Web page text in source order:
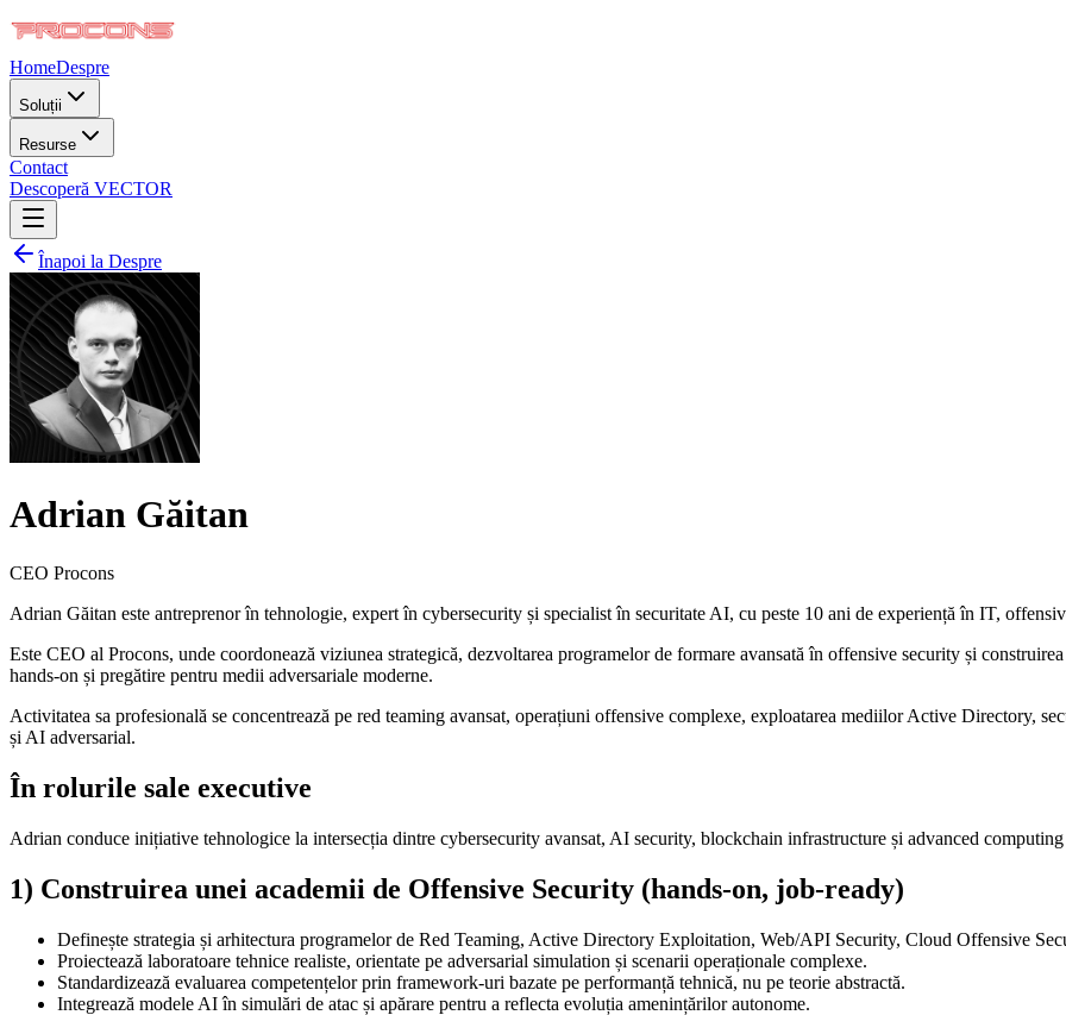
HomeDespre
Soluții
Resurse
Contact
Descoperă VECTOR
Înapoi la Despre
Adrian Găitan
CEO Procons
Adrian Găitan este antreprenor în tehnologie, expert în cybersecurity și specialist în securitate AI, cu peste 10 ani de experiență în IT,
Este CEO al Procons, unde coordonează viziunea strategică, dezvoltarea programelor de formare avansată în offensive security și
hands-on și pregătire pentru medii adversariale moderne.
Activitatea sa profesională se concentrează pe red teaming avansat, operațiuni offensive complexe, exploatarea mediilor Active Directory,
și AI adversarial.
În rolurile sale executive
Adrian conduce inițiative tehnologice la intersecția dintre cybersecurity avansat, AI security, blockchain infrastructure și advanced
1) Construirea unei academii de Offensive Security (hands-on, job-ready)
Definește strategia și arhitectura programelor de Red Teaming, Active Directory Exploitation, Web/API Security, Cloud Offensive
Proiectează laboratoare tehnice realiste, orientate pe adversarial simulation și scenarii operaționale complexe.
Standardizează evaluarea competențelor prin framework-uri bazate pe performanță tehnică, nu pe teorie abstractă.
Integrează modele AI în simulări de atac și apărare pentru a reflecta evoluția amenințărilor autonome.